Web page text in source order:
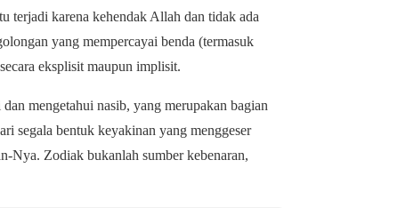
terjadi karena kehendak Allah dan tidak ada
yang mempercayai benda (termasuk
eksplisit maupun implisit.
mengetahui nasib, yang merupakan bagian
segala bentuk keyakinan yang menggeser
Nya. Zodiak bukanlah sumber kebenaran,